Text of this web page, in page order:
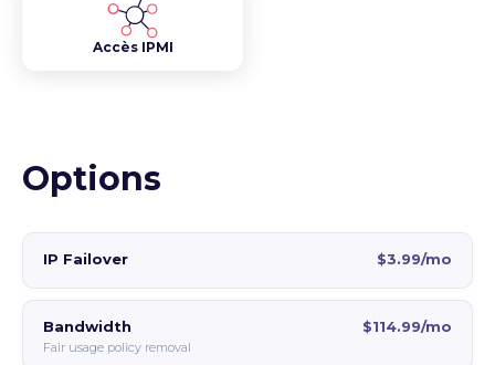
Accès IPMI
Options
IP Failover $3.99/mo
Bandwidth
Fair usage policy removal
$114.99/mo